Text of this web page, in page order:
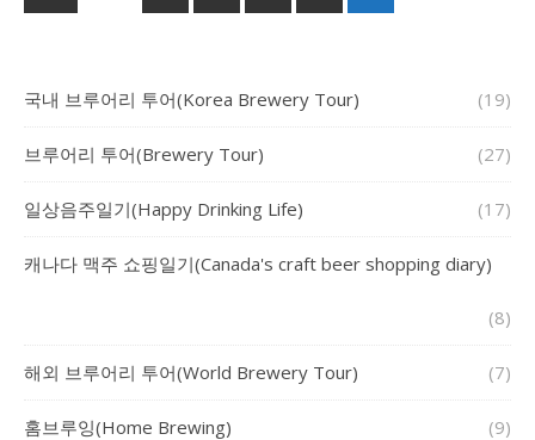
국내 브루어리 투어(Korea Brewery Tour) (19)
브루어리 투어(Brewery Tour) (27)
일상음주일기(Happy Drinking Life) (17)
캐나다 맥주 쇼핑일기(Canada's craft beer shopping diary)
(8)
해외 브루어리 투어(World Brewery Tour) (7)
홈브루잉(Home Brewing) (9)